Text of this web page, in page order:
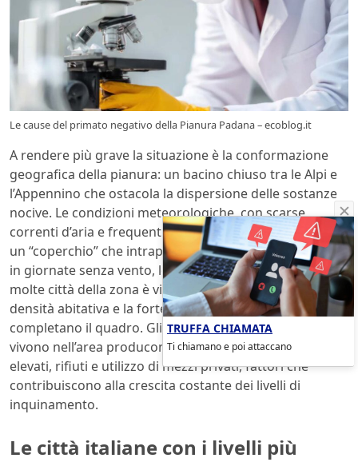
Le cause del primato negativo della Pianura Padana – ecoblog.it
A rendere più grave la situazione è la conformazione
geografica della pianura: un bacino chiuso tra le Alpi e
l’Appennino che ostacola la dispersione delle sostanze
nocive. Le condizioni meteorologiche, con scarse
correnti d’aria e frequenti inversioni termiche, creano
un “coperchio” che intrappola gli inquinanti. Non a caso,
in giornate senza vento, lo strato grigio che avvolge
molte città della zona è visibile anche a occhio nudo. La
densità abitativa e la forte presenza di infrastrutture
completano il quadro. Gli oltre 20 milioni di persone che
vivono nell’area producono inevitabilmente consumi
elevati, rifiuti e utilizzo di mezzi privati, fattori che
contribuiscono alla crescita costante dei livelli di
inquinamento.
Le città italiane con i livelli più
TRUFFA CHIAMATA
Ti chiamano e poi attaccano